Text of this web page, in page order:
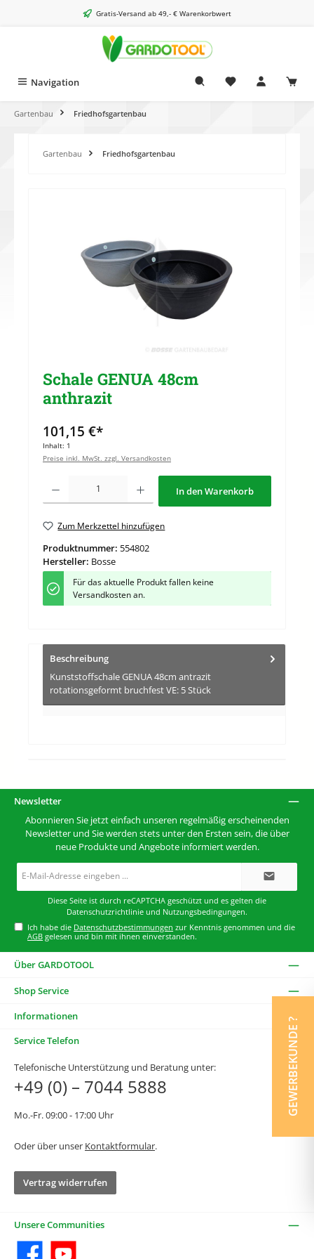
Gratis-Versand ab 49,- € Warenkorbwert
Navigation
Gartenbau Friedhofsgartenbau
Gartenbau Friedhofsgartenbau
Schale GENUA 48cm
anthrazit
101,15 €*
Inhalt: 1
Preise inkl. MwSt. zzgl. Versandkosten
Produkt Anzahl: Gib den gewünschten Wert ein oder benutze die Schaltflächen
In den Warenkorb
Zum Merkzettel hinzufügen
Produktnummer: 554802
Hersteller: Bosse
Für das aktuelle Produkt fallen keine
Versandkosten an.
Beschreibung
Kunststoffschale GENUA 48cm antrazit
rotationsgeformt bruchfest VE: 5 Stück
Newsletter
Abonnieren Sie jetzt einfach unseren regelmäßig erscheinenden
Newsletter und Sie werden stets unter den Ersten sein, die über
neue Produkte und Angebote informiert werden.
Diese Seite ist durch reCAPTCHA geschützt und es gelten die
Datenschutzrichtlinie und Nutzungsbedingungen.
Ich habe die Datenschutzbestimmungen zur Kenntnis genommen und die
AGB gelesen und bin mit ihnen einverstanden.
Über GARDOTOOL
Shop Service
Informationen
Service Telefon
Telefonische Unterstützung und Beratung unter:
+49 (0) – 7044 5888
Mo.-Fr. 09:00 - 17:00 Uhr
Oder über unser Kontaktformular.
Vertrag widerrufen
Unsere Communities
GEWERBEKUNDE ?